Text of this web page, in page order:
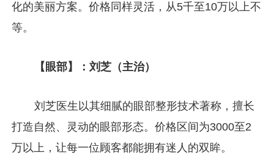
化的美丽方案。价格同样灵活，从5千至10万以上不
等。
【眼部】：刘芝（主治）
刘芝医生以其细腻的眼部整形技术著称，擅长
打造自然、灵动的眼部形态。价格区间为3000至2
万以上，让每一位顾客都能拥有迷人的双眸。